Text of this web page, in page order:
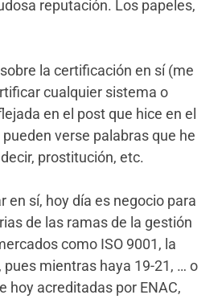
reputación. Los papeles,
la certificación en sí (me
cualquier sistema o
en el post que hice en el
pueden verse palabras que he
prostitución, etc.
en sí, hoy día es negocio para
de las ramas de la gestión
como ISO 9001, la
pues mientras haya 19-21, … o
hoy acreditadas por ENAC,